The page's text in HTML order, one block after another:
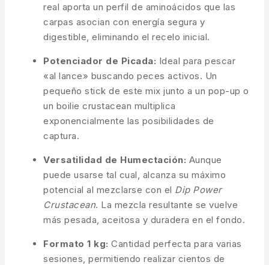
real aporta un perfil de aminoácidos que las
carpas asocian con energía segura y
digestible, eliminando el recelo inicial.
Potenciador de Picada: Ideal para pescar
«al lance» buscando peces activos. Un
pequeño stick de este mix junto a un pop-up o
un boilie crustacean multiplica
exponencialmente las posibilidades de
captura.
Versatilidad de Humectación: Aunque
puede usarse tal cual, alcanza su máximo
potencial al mezclarse con el Dip Power
Crustacean. La mezcla resultante se vuelve
más pesada, aceitosa y duradera en el fondo.
Formato 1 kg: Cantidad perfecta para varias
sesiones, permitiendo realizar cientos de